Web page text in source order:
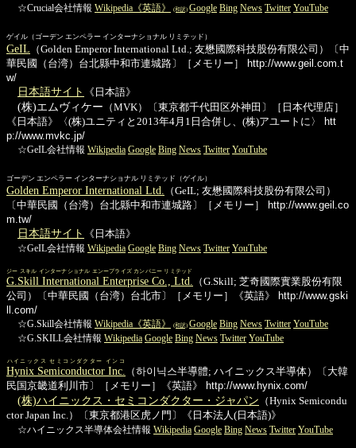
☆Crucial会社情報 Wikipedia《英語》 (和訳) Google Bing News Twitter YouTube
ゲイル（ゴーデン エンペラー インターナショナル リミテッド）
GeIL （Golden Emperor International Ltd.; 友懋國際科技股份有限公司）〔中
華民國（台湾）台北縣中和市連城路〕［メモリー］
http://www.geil.com.t
w/
日本語サイト 《日本語》
(株)エムヴィケー （MVK）〔東京都千代田区外神田〕［日本代理店］
《日本語》〈(株)ユニティと2013年4月1日合併し、(株)アユートに〉
htt
p://www.mvkc.jp/
☆GeIL会社情報 Wikipedia Google Bing News Twitter YouTube
ゴーデン エンペラー インターナショナル リミテッド（ゲイル）
Golden Emperor International Ltd.
（GeIL; 友懋國際科技股份有限公司）
〔中華民國（台湾）台北縣中和市連城路〕［メモリー］
http://www.geil.co
m.tw/
日本語サイト
《日本語》
☆GeIL会社情報 Wikipedia Google Bing News Twitter YouTube
G.Skill International Enterprise Co., Ltd.
ジー スキル インターナショナル エンープライズ カンパニー リミテッド
（G.Skill; 芝奇國際實業股份有限
公司）〔中華民國（台湾）台北市〕［メモリー］《英語》
http://www.gski
ll.com/
☆G.Skill会社情報 Wikipedia《英語》 (和訳) Google Bing News Twitter YouTube
☆G.SKILL会社情報 Wikipedia Google Bing News Twitter YouTube
Hynix Semiconductor Inc.
ハイニックス セミコンダクター インコ
（하이닉스半導體; ハイニックス半導体）〔大韓
民国京畿道利川市〕［メモリー］《英語》
http://www.hynix.com/
(株)ハイニックス・セミコンダクター・ジャパン （Hynix Semicondu
ctor Japan Inc.）〔東京都港区虎ノ門〕《日本法人(日本語)》
☆ハイニックス半導体会社情報 Wikipedia Google Bing News Twitter YouTube